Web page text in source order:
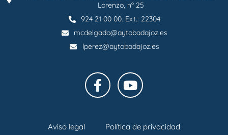
Lorenzo, nº 25
924 21 00 00. Ext.: 22304
mcdelgado@aytobadajoz.es
lperez@aytobadajoz.es
Aviso legal Política de privacidad